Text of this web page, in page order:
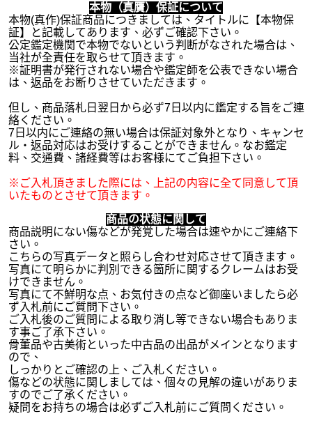
本物（真贋）保証について
本物(真作)保証商品につきましては、タイトルに【本物保
証】と記載してあります、必ずご確認下さい。
公定鑑定機関で本物でないという判断がなされた場合は、
当社が全責任を取らせて頂きます。
※証明書が発行されない場合や鑑定師を公表できない場合
は、返品をお断りさせていただきます。
但し、商品落札日翌日から必ず7日以内に鑑定する旨をご連
絡ください。
7日以内にご連絡の無い場合は保証対象外となり、キャンセ
ル・返品対応はお受けすることができません。なお鑑定
料、交通費、諸経費等はお客様にてご負担下さい。
※ご入札頂きました際には、上記の内容に全て同意して頂
いたものとさせて頂きます。
商品の状態に関して
商品説明にない傷などが発覚した場合は速やかにご連絡下
さい。
こちらの写真データと照らし合わせ対応させて頂きます。
写真にて明らかに判別できる箇所に関するクレームはお受
けできません。
写真にて不鮮明な点、お気付きの点など御座いましたら必
ず入札前にご質問下さい。
ご入札後のご質問による取り消し等できない場合もありま
す事ご了承下さい。
骨董品や古美術といった中古品の出品がメインとなります
ので、
しっかりとご確認の上、ご入札ください。
傷などの状態に関しましては、個々の見解の違いがありま
すのでご了承ください。
疑問をお持ちの場合は必ずご入札前にご質問ください。